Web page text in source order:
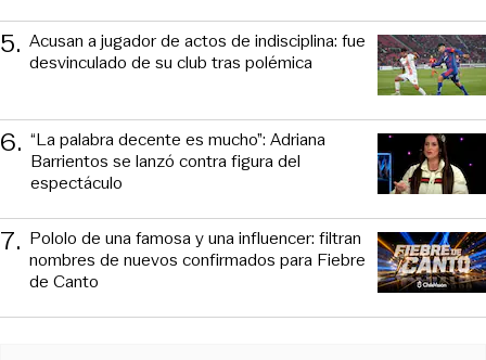
5. Acusan a jugador de actos de indisciplina: fue
desvinculado de su club tras polémica
6. “La palabra decente es mucho”: Adriana
Barrientos se lanzó contra figura del
espectáculo
7. Pololo de una famosa y una influencer: filtran
nombres de nuevos confirmados para Fiebre
de Canto